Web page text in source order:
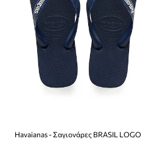
Havaianas - Σαγιονάρες BRASIL LOGO